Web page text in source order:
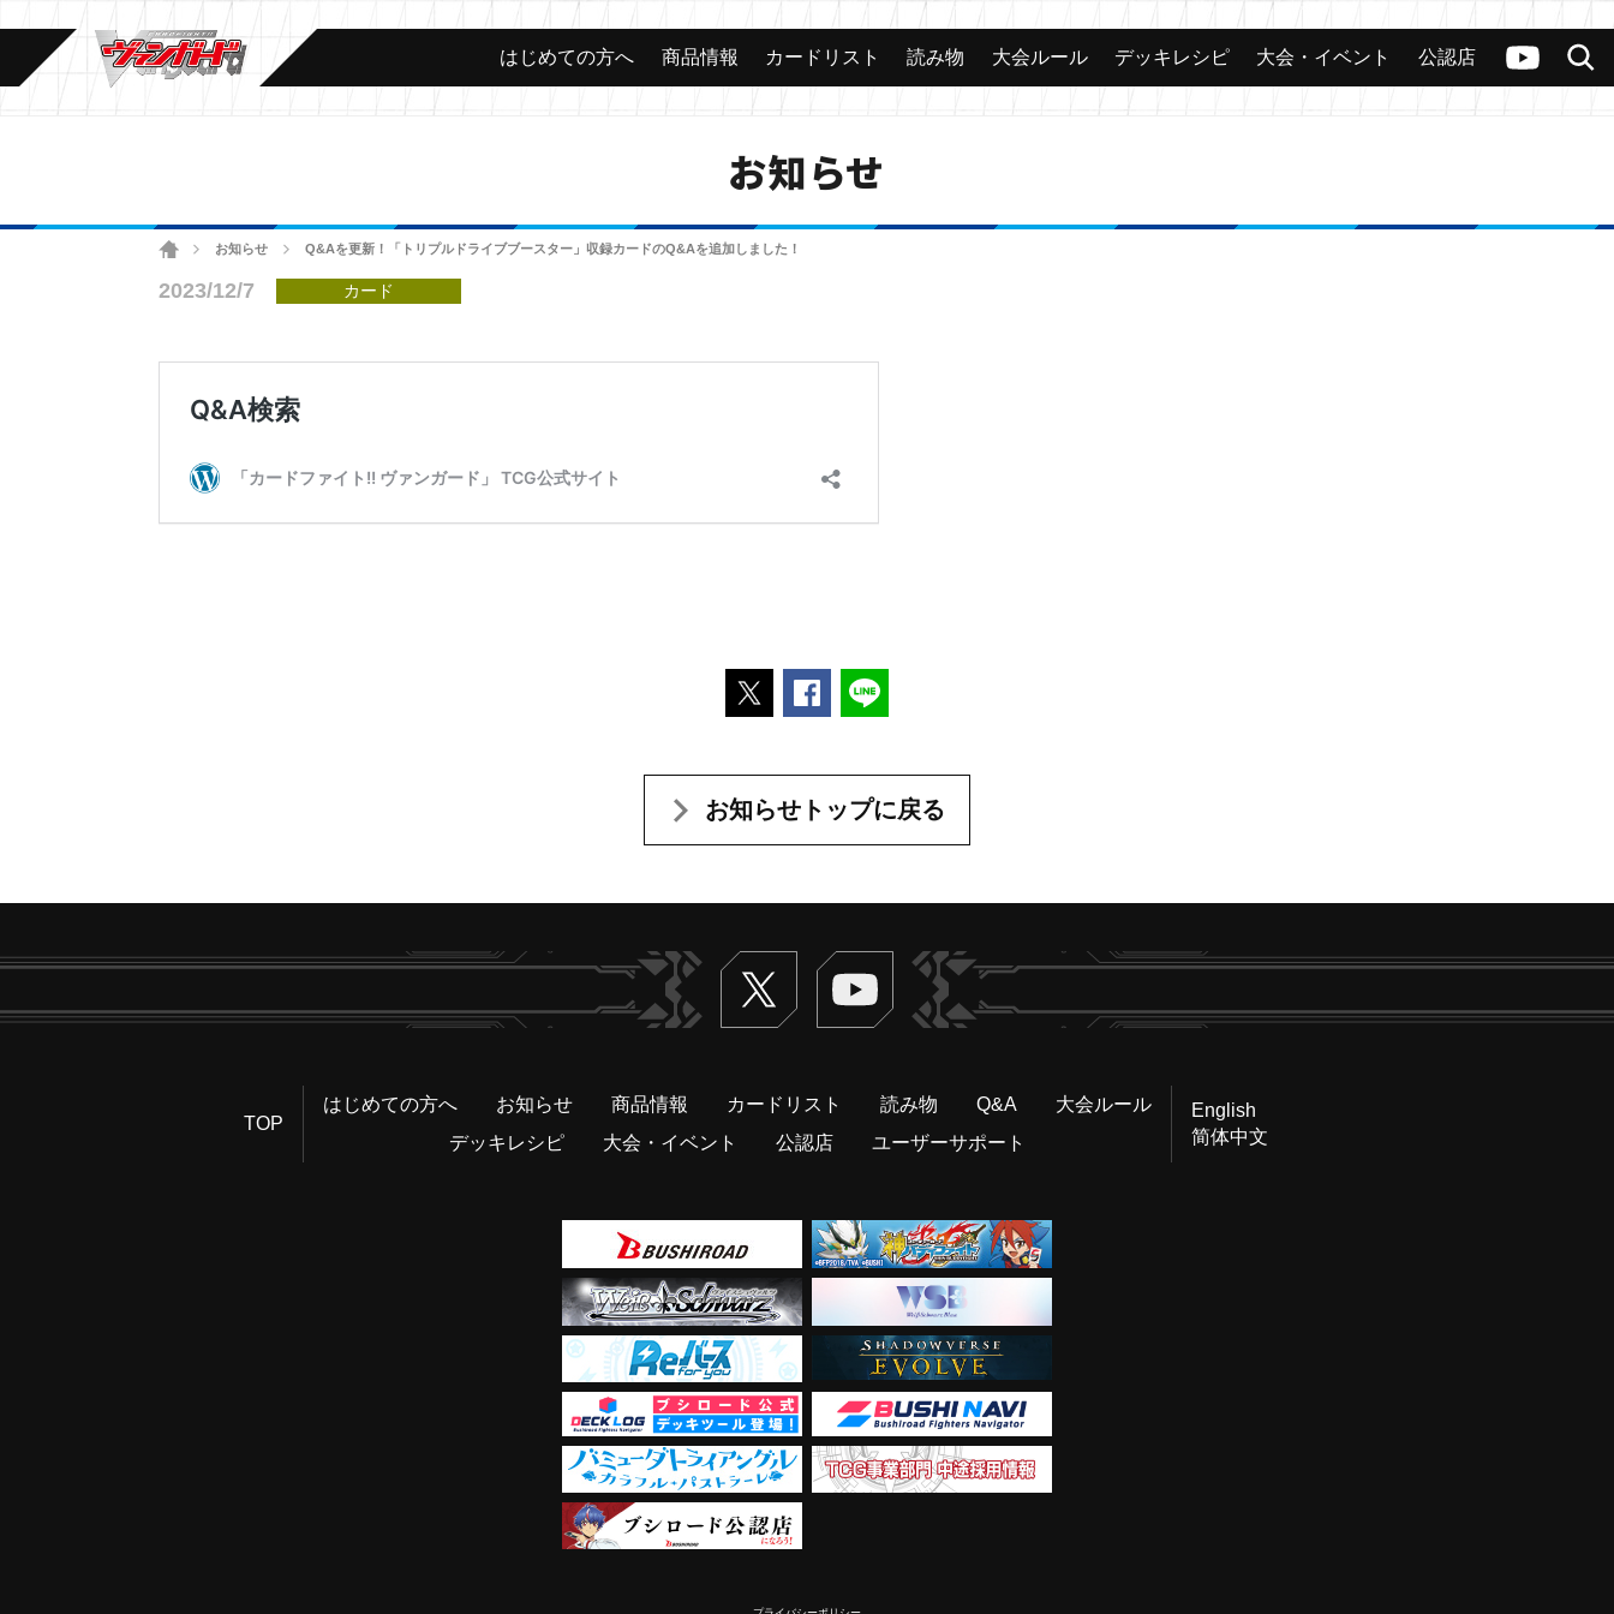
ヴァンガードch
検索
カード 大会 公認店舗 その他
はじめての方へ 商品情報 カードリスト 読み物 大会ルール デッキレシピ 大会・イベント 公認店
お知らせ
ホームお知らせ Q&Aを更新！「トリプルドライブブースター」収録カードのQ&Aを追加しました！
2023/12/7 カード
ポストするFacebookでシェアする
お知らせトップに戻る
Twitter ヴァンガードch
TOP
はじめての方へ お知らせ 商品情報 カードリスト 読み物 Q&A
大会ルール
デッキレシピ
大会・イベント 公認店 ユーザーサポート
English
简体中文